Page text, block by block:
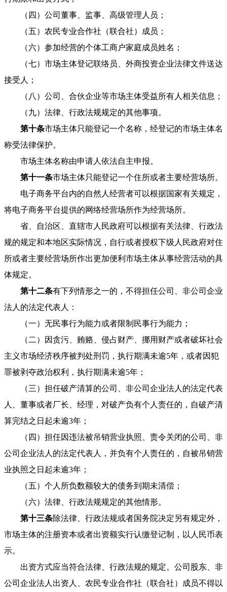
（四）公司董事、监事、高级管理人员；
（五）农民专业合作社（联合社）成员；
（六）参加经营的个体工商户家庭成员姓名；
（七）市场主体登记联络员、外商投资企业法律文件送达
接受人；
（八）公司、合伙企业等市场主体受益所有人相关信息；
（九）法律、行政法规规定的其他事项。
第十条市场主体只能登记一个名称，经登记的市场主体名
称受法律保护。
市场主体名称由申请人依法自主申报。
第十一条市场主体只能登记一个住所或者主要经营场所。
电子商务平台内的自然人经营者可以根据国家有关规定，
将电子商务平台提供的网络经营场所作为经营场所。
省、自治区、直辖市人民政府可以根据有关法律、行政法
规的规定和本地区实际情况，自行或者授权下级人民政府对住
所或者主要经营场所作出更加便利市场主体从事经营活动的具
体规定。
第十二条有下列情形之一的，不得担任公司、非公司企业
法人的法定代表人：
（一）无民事行为能力或者限制民事行为能力；
（二）因贪污、贿赂、侵占财产、挪用财产或者破坏社会
主义市场经济秩序被判处刑罚，执行期满未逾5年，或者因犯
罪被剥夺政治权利，执行期满未逾5年；
（三）担任破产清算的公司、非公司企业法人的法定代表
人、董事或者厂长、经理，对破产负有个人责任的，自破产清
算完结之日起未逾3年；
（四）担任因违法被吊销营业执照、责令关闭的公司、非
公司企业法人的法定代表人，并负有个人责任的，自被吊销营
业执照之日起未逾3年；
（五）个人所负数额较大的债务到期未清偿；
（六）法律、行政法规规定的其他情形。
第十三条除法律、行政法规或者国务院决定另有规定外，
市场主体的注册资本或者出资额实行认缴登记制，以人民币表
示。
出资方式应当符合法律、行政法规的规定。公司股东、非
公司企业法人出资人、农民专业合作社（联合社）成员不得以